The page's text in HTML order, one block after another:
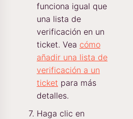
funciona igual que
una lista de
verificación en un
ticket. Vea cómo
añadir una lista de
verificación a un
ticket para más
detalles.
Haga clic en